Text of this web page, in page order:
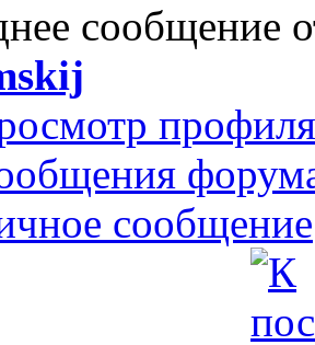
сообщение
профиля
сообщение